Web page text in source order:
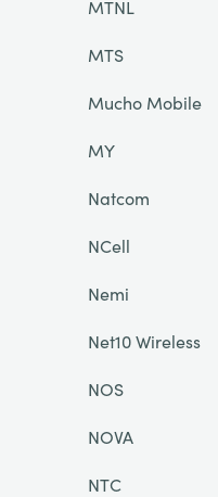
MTNL
MTS
Mucho Mobile
MY
Natcom
NCell
Nemi
Net10 Wireless
NOS
NOVA
NTC